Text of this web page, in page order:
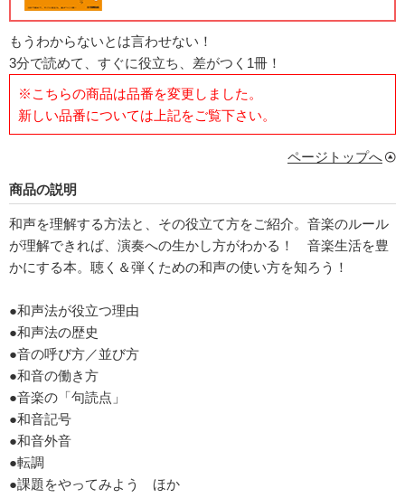
もうわからないとは言わせない！
3分で読めて、すぐに役立ち、差がつく1冊！
※こちらの商品は品番を変更しました。
新しい品番については上記をご覧下さい。
ページトップへ
商品の説明
和声を理解する方法と、その役立て方をご紹介。音楽のルール
が理解できれば、演奏への生かし方がわかる！ 音楽生活を豊
かにする本。聴く＆弾くための和声の使い方を知ろう！
●和声法が役立つ理由
●和声法の歴史
●音の呼び方／並び方
●和音の働き方
●音楽の「句読点」
●和音記号
●和音外音
●転調
●課題をやってみよう ほか